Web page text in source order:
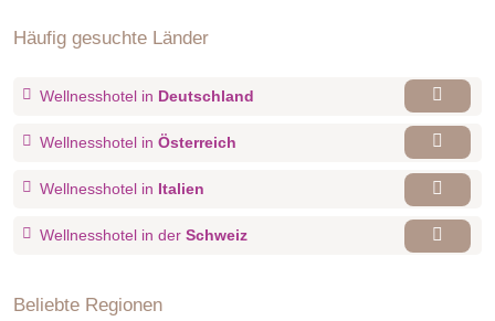
Häufig gesuchte Länder
Wellnesshotel in Deutschland
Wellnesshotel in Österreich
Wellnesshotel in Italien
Wellnesshotel in der Schweiz
Beliebte Regionen